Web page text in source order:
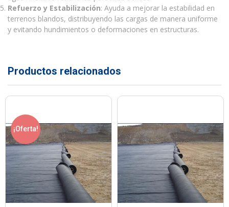
Refuerzo y Estabilización: Ayuda a mejorar la estabilidad en
terrenos blandos, distribuyendo las cargas de manera uniforme
y evitando hundimientos o deformaciones en estructuras.
Productos relacionados
¡Oferta!